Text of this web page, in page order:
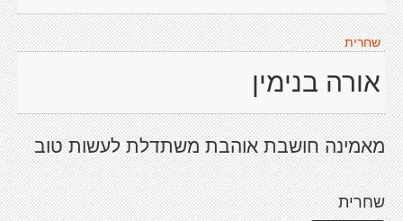
שחרית
אורה בנימין
מאמינה חושבת אוהבת משתדלת לעשות טוב
שחרית